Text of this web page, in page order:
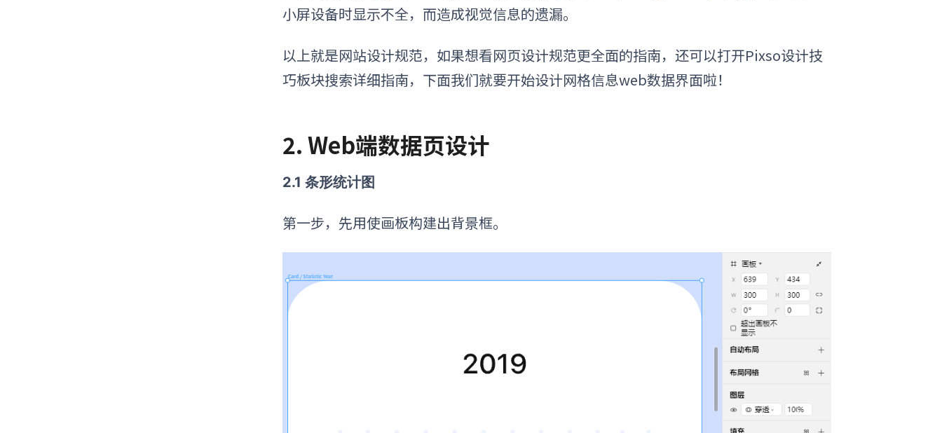
小屏设备时显示不全，而造成视觉信息的遗漏。
以上就是网站设计规范，如果想看网页设计规范更全面的指南，还可以打开Pixso设计技
巧板块搜索详细指南，下面我们就要开始设计网格信息web数据界面啦！
2. Web端数据页设计
2.1 条形统计图
第一步，先用使画板构建出背景框。